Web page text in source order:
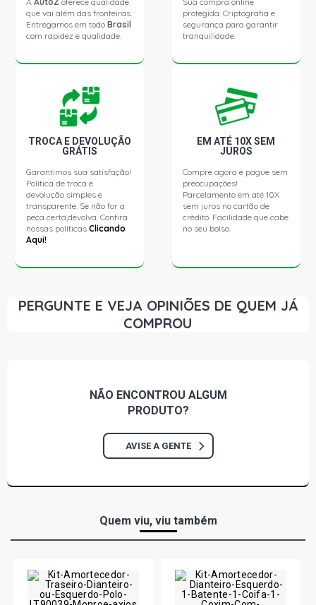
MONTANA SPORT PICKUP 1.8 8V FLEXPOWER FLEX
(2004 - 2020)
que vai além das fronteiras.
Entregamos em todoBrasil
com rapidez e qualidade.
protegida. Criptografia e
segurança para garantir
tranquilidade.
TROCA E DEVOLUÇÃO
GRÁTIS
Garantimos sua satisfação!
Política de troca e
devolução simples e
transparente. Se não for a
peça certa,devolva. Confira
nossas políticasClicando
Aqui!
EM ATÉ 10X SEM
JUROS
Compre agora e pague sem
preocupações!
Parcelamento em até 10X
sem juros no cartão de
crédito. Facilidade que cabe
no seu bolso.
PERGUNTE E VEJA OPINIÕES DE QUEM JÁ
COMPROU
NÃO ENCONTROU ALGUM
PRODUTO?
AVISE A GENTE
Quem viu, viu também